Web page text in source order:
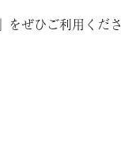
をぜひご利用くださ